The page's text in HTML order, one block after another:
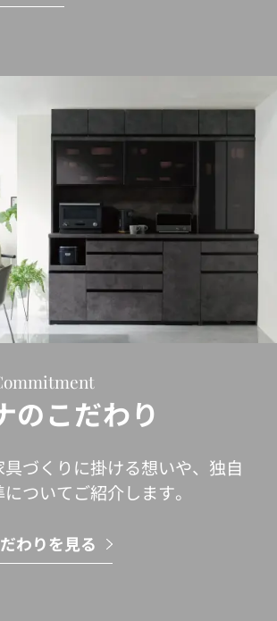
のこだわり
づくりに掛ける想いや、独自
ついてご紹介します。
わりを見る